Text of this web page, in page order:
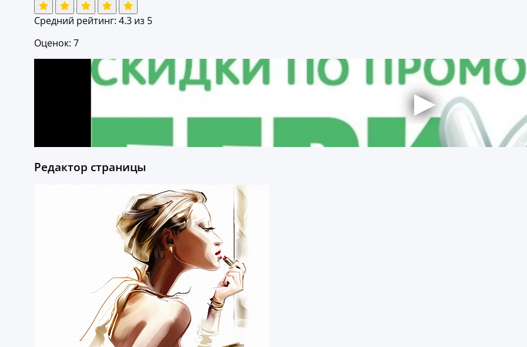
Средний рейтинг: 4.3 из 5
Оценок: 7
Редактор страницы